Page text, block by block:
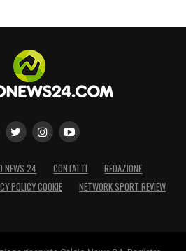
NEWS 24 CONTATTI
REDAZIONE
POLICY COOKIE NETWORK SPORT REVIEW